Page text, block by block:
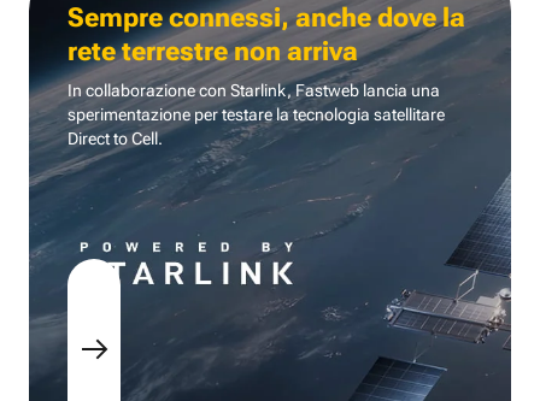
Sempre connessi, anche dove la
rete terrestre non arriva
In collaborazione con Starlink, Fastweb lancia una
sperimentazione per testare la tecnologia satellitare
Direct to Cell.